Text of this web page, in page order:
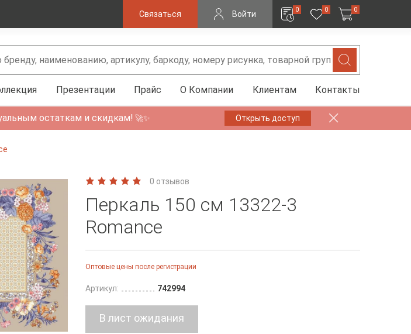
Связаться Войти 0 0 0
Презентации Прайс О Компании Клиентам Контакты
остаткам и скидкам! 🚀✨ Открыть доступ
0 отзывов
Перкаль 150 см 13322-3
Romance
Оптовые цены после регистрации
Артикул: 742994